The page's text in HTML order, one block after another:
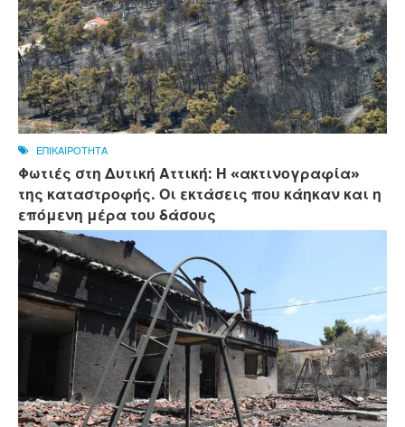
ΕΠΙΚΑΙΡΟΤΗΤΑ
Φωτιές στη Δυτική Αττική: Η «ακτινογραφία»
της καταστροφής. Οι εκτάσεις που κάηκαν και η
επόμενη μέρα του δάσους